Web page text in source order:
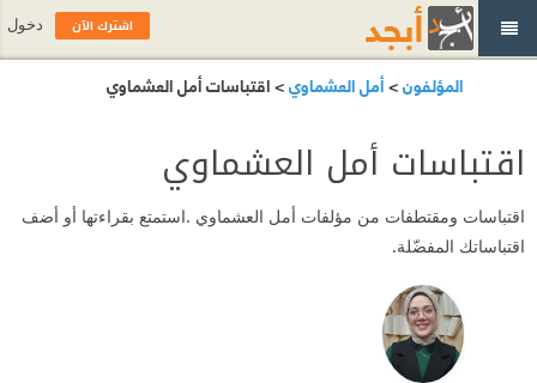
المؤلفون>أمل العشماوي> اقتباسات أمل العشماوي
اقتباسات أمل العشماوي
اقتباسات ومقتطفات من مؤلفات أمل العشماوي .استمتع بقراءتها أو أضف
اقتباساتك المفضّلة.
اشترك الآن دخول